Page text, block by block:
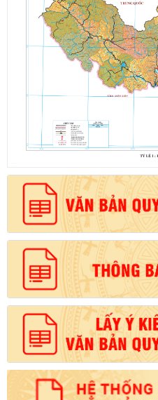
Số:1721/QĐ-UBND
Tên:(Quyết định Phê duyệt
đất đối với 04 thửa đất thương
bàn tỉnh Lai Châu)
Ngày ban hành: (07/08/2026) -
Số:6731/UBND-KTN
Tên:(Công văn V/v triển khai
303/2026/NĐ-CP ngày 01/8/
sung một số điều của Nghị
15/3/2024 của Chính phủ về
Ngày ban hành: (06/08/2026)